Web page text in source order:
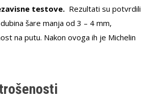
testove. Rezultati su potvrdili
šare manja od 3 – 4 mm,
na putu. Nakon ovoga ih je Michelin